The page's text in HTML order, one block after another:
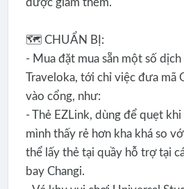
được giảm thêm.
🗺️ CHUẨN BỊ:
- Mua đặt mua sẵn một số
Traveloka, tới chỉ việc đưa mã
vào cổng, như:
- Thẻ EZLink, dùng để quẹt
mình thấy rẻ hơn kha khá so
thể lấy thẻ tại quầy hỗ trợ tại
bay Changi.